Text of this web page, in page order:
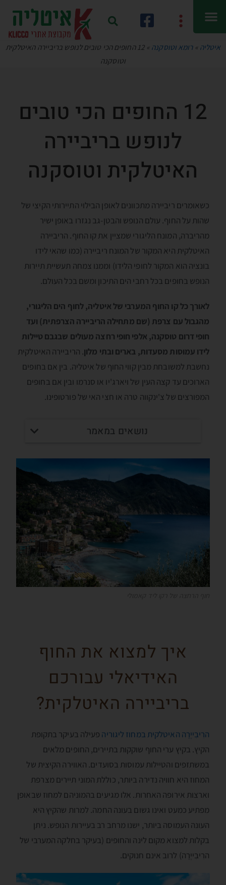
איטליה »רומא וטוסקנה »
12 החופים הכי טובים לנופש בריביירה האיטלקית
וטוסקנה
12 החופים הכי טובים
לנופש בריביירה
האיטלקית וטוסקנה
כשאומרים ריביירה מתכוונים לאופן הבילוי התיירותי הקיצי של
שהות על החוף. עולם הנופש והבטן-גב נגזרו באופן ישיר
מהריברה, המונח הליגורי שמציין את קו החוף. הריביירה
האיטלקית היא המקור של המונח ריביירה (כמו שהאי לידו
בונציה הוא המקור לחופי הלידו) וממנו צמחה תעשיית תיירות
הנופש בחופים בכל רחבי הים התיכון ומשם בכל העולם.
לאורך כל קו החוף המערבי של איטליה, לחוף הים הליגורי,
מהגבול עם צרפת (שם מתחילה הריביירה הצרפתית) ועד
חופי דרום טוסקנה, אלפי חופי רחצה מעולים שבגבם טיילות
לידו עמוסות מסעדות, בארים ובתי מלון. הריביירה האיטלקית
נחשבת למשובחת מבין קווי החוף של איטליה. בין אם בחופים
הארוכים עד קצה העין של ויארג'יו או סנרמו ובין אם בחופים
המפורצים של צ'ינקווה טרה או חצי האי של פורטופינו.
נושאים במאמר
איך למצוא את החוף
האידיאלי עבורכם
בריביירה האיטלקית?
הרִיבִייֶרָה האיטלקית במחוז ליגוריה פעילה בעיקר בתקופת
הקיץ. בקיץ ערי החוף שוקקות בתיירים, החופים מלאים
במשתזפים והטיילות עמוסות בסועדים. האווירה הקיצית של
המחוז היא חוויה נדירה ביותר, כוללת המוני תיירים מצרפת
וארצות אירופה האחרות. אלו מגיעים בהמוניהם למחוז שבאופן
מפתיע כמעט ואינו גשום בעונה החמה. למרות שהקיץ היא
העונה העמוסה ביותר, ישנו מרחב רב בעיירות הנופש. ניתן
בקלות למצוא מקום לינה והחופים (בעיקר בחלקה המערבי של
הרִיבִייֶרָה) לרוב אינם חנוקים.